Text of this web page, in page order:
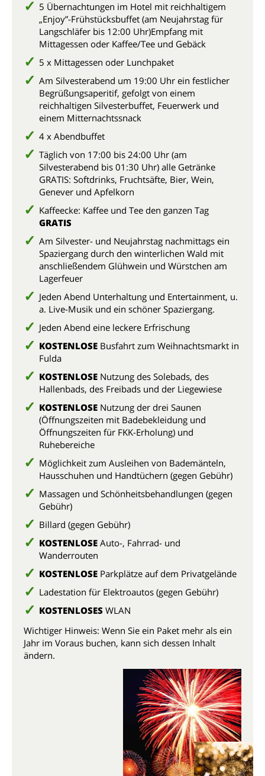
5 Übernachtungen im Hotel mit reichhaltigem
„Enjoy”-Frühstücksbuffet (am Neujahrstag für
Langschläfer bis 12:00 Uhr)Empfang mit
Mittagessen oder Kaffee/Tee und Gebäck
5 x Mittagessen oder Lunchpaket
Am Silvesterabend um 19:00 Uhr ein festlicher
Begrüßungsaperitif, gefolgt von einem
reichhaltigen Silvesterbuffet, Feuerwerk und
einem Mitternachtssnack
4 x Abendbuffet
Täglich von 17:00 bis 24:00 Uhr (am
Silvesterabend bis 01:30 Uhr) alle Getränke
GRATIS: Softdrinks, Fruchtsäfte, Bier, Wein,
Genever und Apfelkorn
Kaffeecke: Kaffee und Tee den ganzen Tag
GRATIS
Am Silvester- und Neujahrstag nachmittags ein
Spaziergang durch den winterlichen Wald mit
anschließendem Glühwein und Würstchen am
Lagerfeuer
Jeden Abend Unterhaltung und Entertainment, u.
a. Live-Musik und ein schöner Spaziergang.
Jeden Abend eine leckere Erfrischung
KOSTENLOSE Busfahrt zum Weihnachtsmarkt in
Fulda
KOSTENLOSE Nutzung des Solebads, des
Hallenbads, des Freibads und der Liegewiese
KOSTENLOSE Nutzung der drei Saunen
(Öffnungszeiten mit Badebekleidung und
Öffnungszeiten für FKK-Erholung) und
Ruhebereiche
Möglichkeit zum Ausleihen von Bademänteln,
Hausschuhen und Handtüchern (gegen Gebühr)
Massagen und Schönheitsbehandlungen (gegen
Gebühr)
Billard (gegen Gebühr)
KOSTENLOSE Auto-, Fahrrad- und
Wanderrouten
KOSTENLOSE Parkplätze auf dem Privatgelände
Ladestation für Elektroautos (gegen Gebühr)
KOSTENLOSES WLAN
Wichtiger Hinweis: Wenn Sie ein Paket mehr als ein
Jahr im Voraus buchen, kann sich dessen Inhalt
ändern.